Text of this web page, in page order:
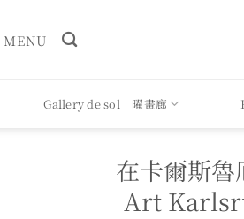
MENU
Gallery de sol｜曜畫廊
在卡爾斯魯
Art